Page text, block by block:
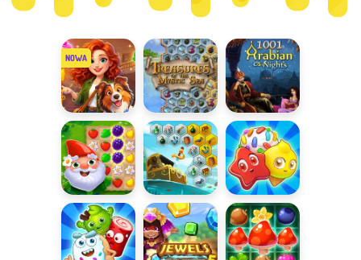
Mansion
Story Match
Skarby
Mistycznego
Morza
Baśnie z 1001
nocy
Garden Tales
Skarby
Mistycznego
Morza 2
Candy
Riddles